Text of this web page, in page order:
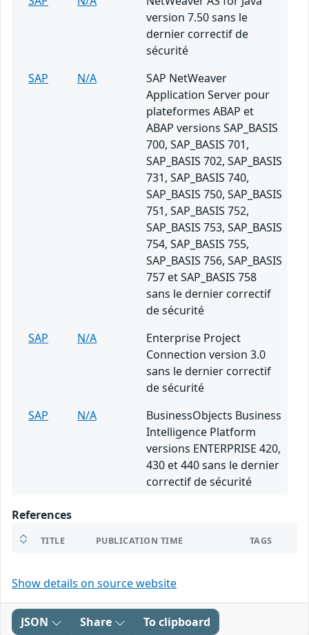
version 7.50 sans le
dernier correctif de
sécurité
SAP
N/A
SAP NetWeaver
Application Server pour
plateformes ABAP et
ABAP versions SAP_BASIS
700, SAP_BASIS 701,
SAP_BASIS 702, SAP_BASIS
731, SAP_BASIS 740,
SAP_BASIS 750, SAP_BASIS
751, SAP_BASIS 752,
SAP_BASIS 753, SAP_BASIS
754, SAP_BASIS 755,
SAP_BASIS 756, SAP_BASIS
757 et SAP_BASIS 758
sans le dernier correctif
de sécurité
SAP
N/A
Enterprise Project
Connection version 3.0
sans le dernier correctif
de sécurité
SAP
N/A
BusinessObjects Business
Intelligence Platform
versions ENTERPRISE 420,
430 et 440 sans le dernier
correctif de sécurité
References
TITLE PUBLICATION TIME TAGS
Show details on source website
JSON Share To clipboard